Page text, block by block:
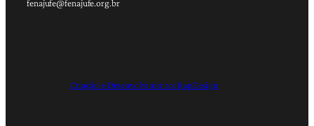
fenajufe@fenajufe.org.br
Criação e Desenvolvimento: RapDesign